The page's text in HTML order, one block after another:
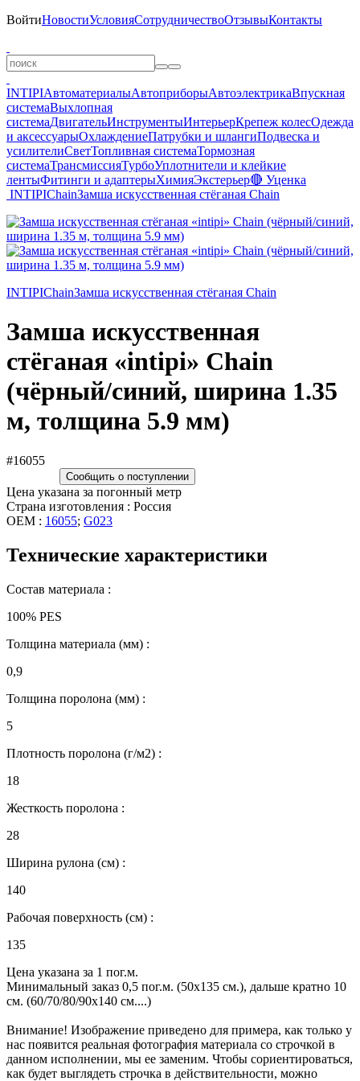
ВойтиНовостиУсловияСотрудничествоОтзывыКонтакты
INTIPIАвтоматериалыАвтоприборыАвтоэлектрикаВпускная
системаВыхлопная
системаДвигательИнструментыИнтерьерКрепеж колесОдежда
и аксессуарыОхлаждениеПатрубки и шлангиПодвеска и
усилителиСветТопливная системаТормозная
системаТрансмиссияТурбоУплотнители и клейкие
лентыФитинги и адаптерыХимияЭкстерьер🔴 Уценка
INTIPIChainЗамша искусственная стёганая Chain
INTIPIChainЗамша искусственная стёганая Chain
Замша искусственная
стёганая «intipi» Chain
(чёрный/синий, ширина 1.35
м, толщина 5.9 мм)
#16055
Сообщить о поступлении
Цена указана за погонный метр
Страна изготовления : Россия
OEM : 16055; G023
Технические характеристики
Состав материала :
100% PES
Толщина материала (мм) :
0,9
Толщина поролона (мм) :
5
Плотность поролона (г/м2) :
18
Жесткость поролона :
28
Ширина рулона (см) :
140
Рабочая поверхность (см) :
135
Цена указана за 1 пог.м.
Минимальный заказ 0,5 пог.м. (50х135 см.), дальше кратно 10
см. (60/70/80/90х140 см....)
Внимание! Изображение приведено для примера, как только у
нас появится реальная фотография материала со строчкой в
данном исполнении, мы ее заменим. Чтобы сориентироваться,
как будет выглядеть строчка в действительности, можно